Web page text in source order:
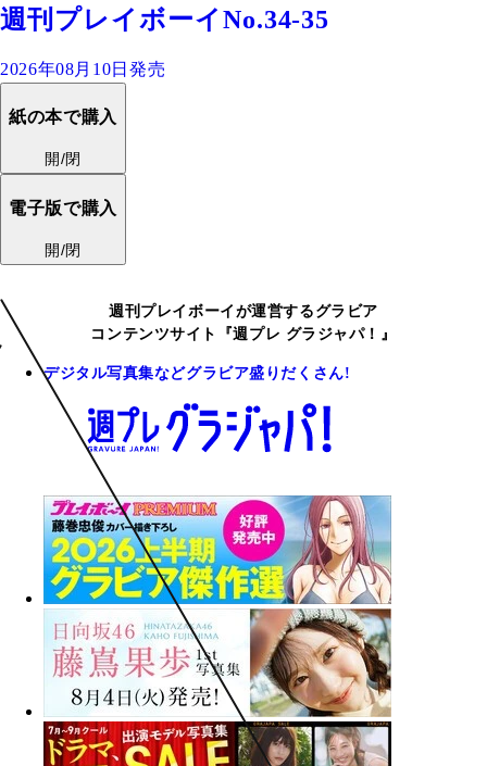
週刊プレイボーイNo.34-35
2026年08月10日発売
紙の本で購入
開/閉
電子版で購入
開/閉
週刊プレイボーイが運営するグラビア
コンテンツサイト『週プレ グラジャパ！』
デジタル写真集などグラビア盛りだくさん!